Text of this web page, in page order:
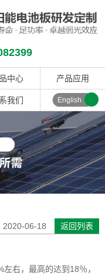
中心 产品应用
我们 English
2020-06-18 返回列表
左右，最高的达到18％，